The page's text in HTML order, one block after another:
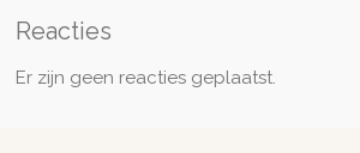
Reacties
Er zijn geen reacties geplaatst.